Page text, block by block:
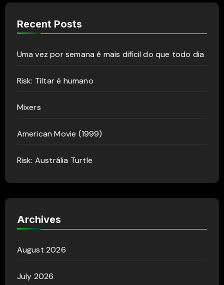
Recent Posts
Uma vez por semana é mais difícil do que todo dia
Risk: Tiltar é humano
Mixers
American Movie (1999)
Risk: Austrália Turtle
Archives
August 2026
July 2026